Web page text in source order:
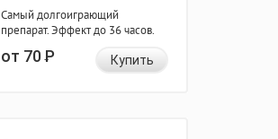
Самый долгоиграющий
препарат. Эффект до 36 часов.
от 70Р Купить